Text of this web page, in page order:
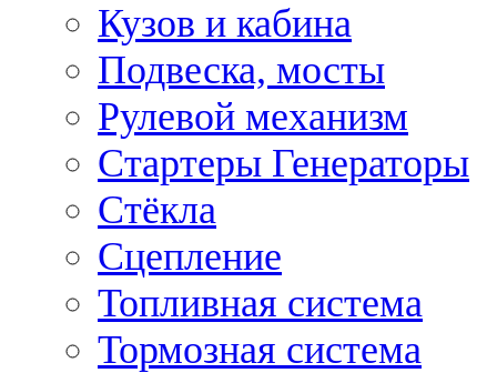
Кузов и кабина
Подвеска, мосты
Рулевой механизм
Стартеры Генераторы
Стёкла
Сцепление
Топливная система
Тормозная система